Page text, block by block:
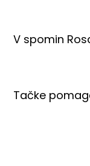
V spomin
Tačke